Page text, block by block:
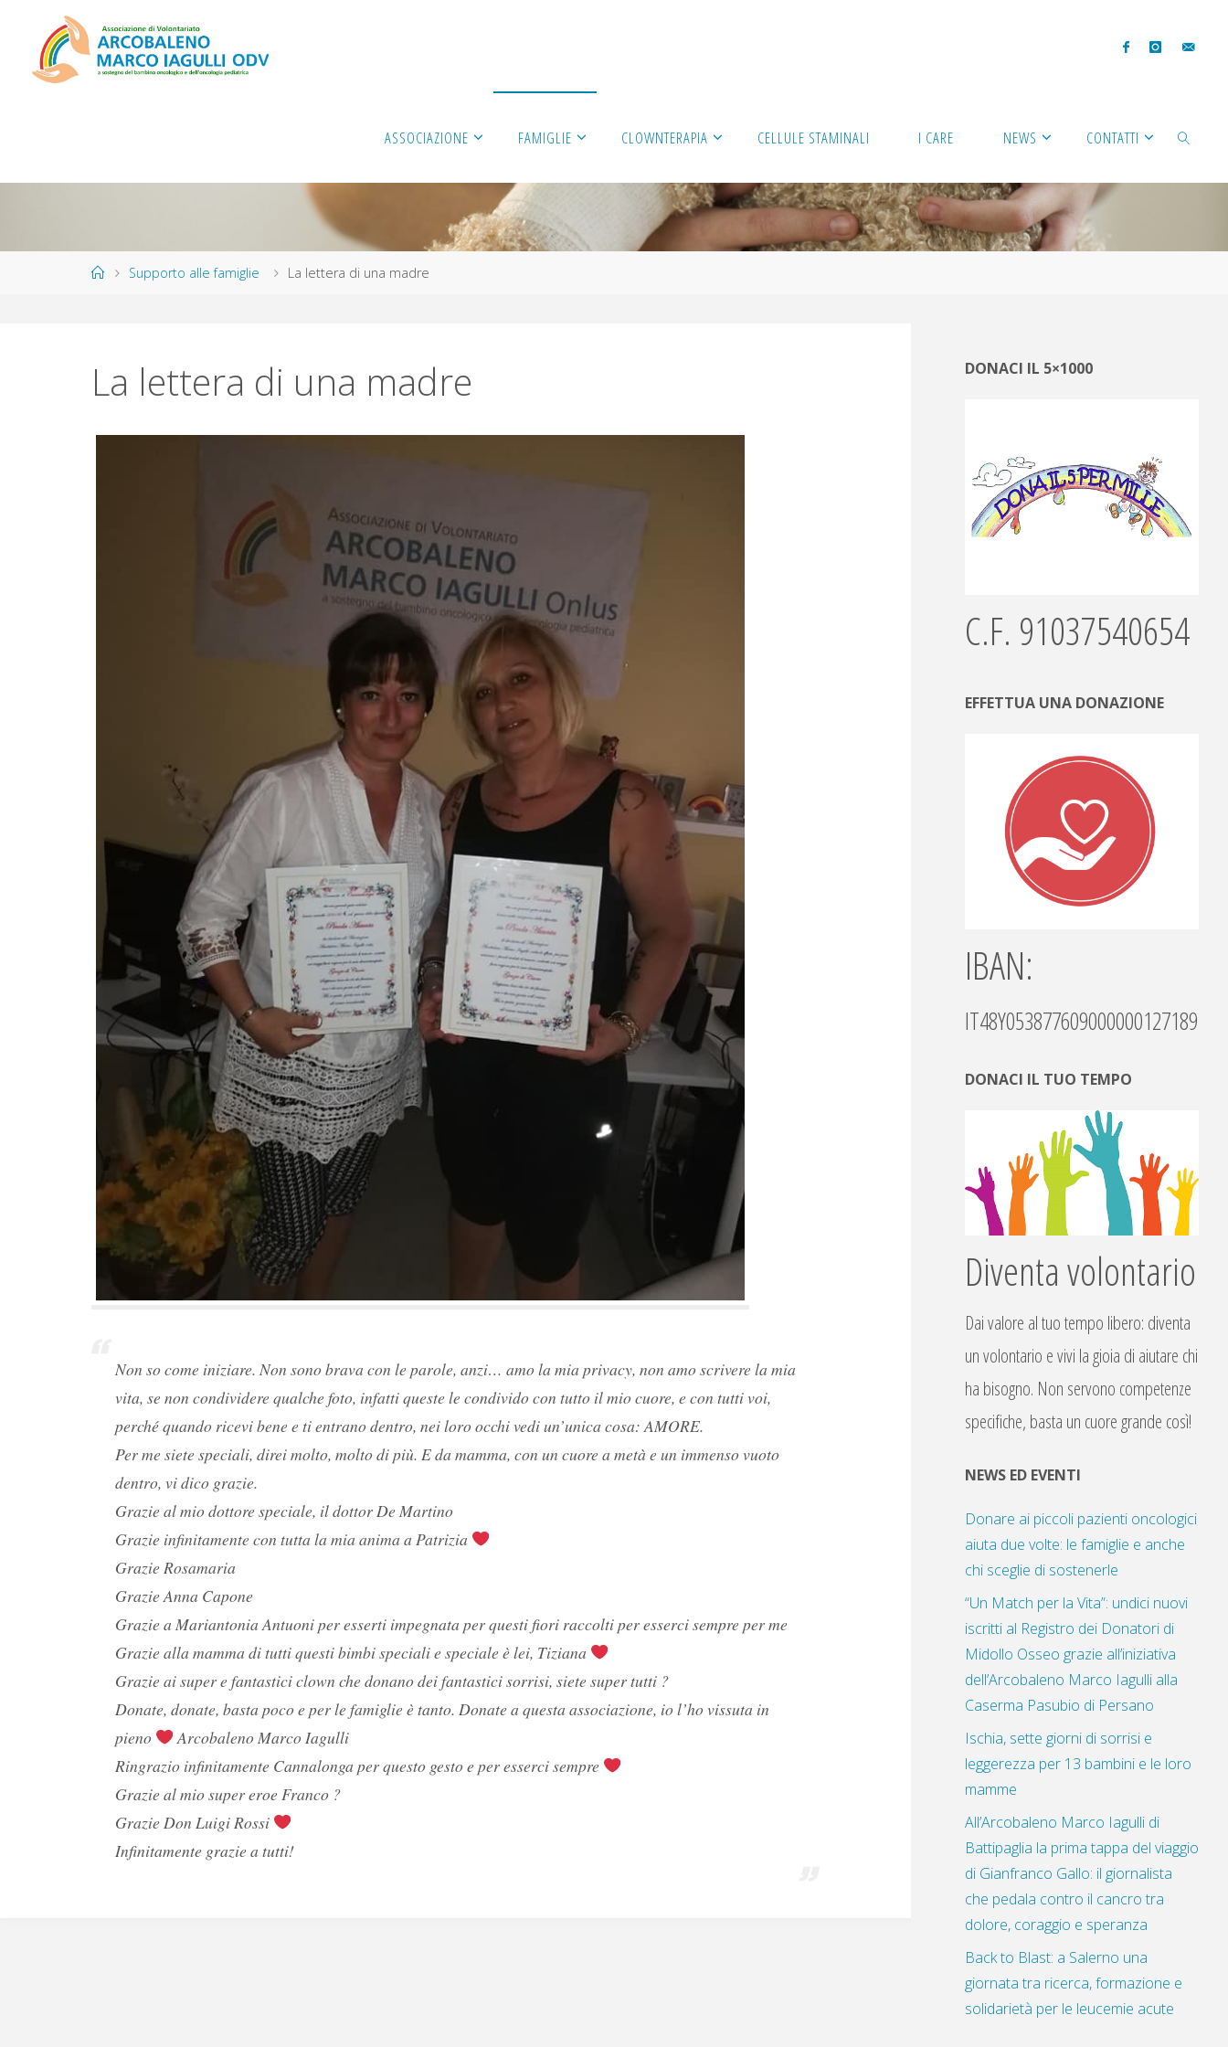
contenuto
ASSOCIAZIONE FAMIGLIE CLOWNTERAPIA CELLULE STAMINALI I CARE NEWS CONTATTI
HomeSupporto alle famiglie La lettera di una madre
La lettera di una madre
Non so come iniziare. Non sono brava con le parole, anzi… amo la mia privacy, non amo scrivere la mia
vita, se non condividere qualche foto, infatti queste le condivido con tutto il mio cuore, e con tutti voi,
perché quando ricevi bene e ti entrano dentro, nei loro occhi vedi un’unica cosa: AMORE.
Per me siete speciali, direi molto, molto di più. E da mamma, con un cuore a metà e un immenso vuoto
dentro, vi dico grazie.
Grazie al mio dottore speciale, il dottor De Martino
Grazie infinitamente con tutta la mia anima a Patrizia
Grazie Rosamaria
Grazie Anna Capone
Grazie a Mariantonia Antuoni per esserti impegnata per questi fiori raccolti per esserci sempre per me
Grazie alla mamma di tutti questi bimbi speciali e speciale è lei, Tiziana
Grazie ai super e fantastici clown che donano dei fantastici sorrisi, siete super tutti ?
Donate, donate, basta poco e per le famiglie è tanto. Donate a questa associazione, io l’ho vissuta in
pieno
Arcobaleno Marco Iagulli
Ringrazio infinitamente Cannalonga per questo gesto e per esserci sempre
Grazie al mio super eroe Franco ?
Grazie Don Luigi Rossi
Infinitamente grazie a tutti!
DONACI IL 5×1000
C.F. 91037540654
EFFETTUA UNA DONAZIONE
IBAN:
IT48Y0538776090000001271892
DONACI IL TUO TEMPO
Diventa volontario
Dai valore al tuo tempo libero: diventa
un volontario e vivi la gioia di aiutare chi
ha bisogno. Non servono competenze
specifiche, basta un cuore grande così!
NEWS ED EVENTI
Donare ai piccoli pazienti oncologici
aiuta due volte: le famiglie e anche
chi sceglie di sostenerle
“Un Match per la Vita”: undici nuovi
iscritti al Registro dei Donatori di
Midollo Osseo grazie all’iniziativa
dell’Arcobaleno Marco Iagulli alla
Caserma Pasubio di Persano
Ischia, sette giorni di sorrisi e
leggerezza per 13 bambini e le loro
mamme
All’Arcobaleno Marco Iagulli di
Battipaglia la prima tappa del viaggio
di Gianfranco Gallo: il giornalista
che pedala contro il cancro tra
dolore, coraggio e speranza
Back to Blast: a Salerno una
giornata tra ricerca, formazione e
solidarietà per le leucemie acute